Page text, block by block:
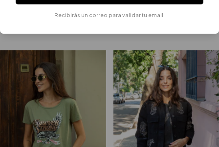
Recibirás un correo para validar tu email.